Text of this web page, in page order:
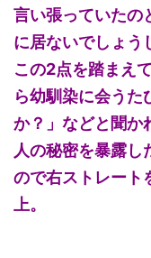
言い張っていたの
に居ないでしょう
この2点を踏まえ
ら幼馴染に会うた
か？」などと聞か
人の秘密を暴露し
ので右ストレート
上。